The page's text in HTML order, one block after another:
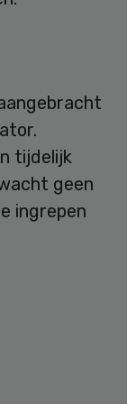
tijdelijk
geen
ingrepen